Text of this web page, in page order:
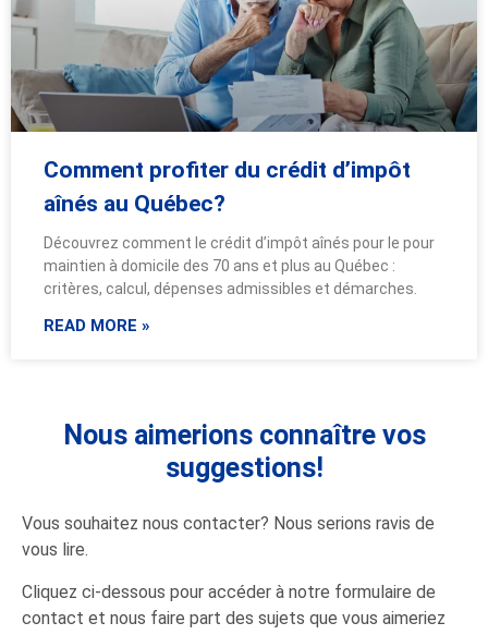
Comment profiter du crédit d’impôt
aînés au Québec?
Découvrez comment le crédit d’impôt aînés pour le pour
maintien à domicile des 70 ans et plus au Québec :
critères, calcul, dépenses admissibles et démarches.
READ MORE »
Nous aimerions connaître vos
suggestions!
Vous souhaitez nous contacter? Nous serions ravis de
vous lire.
Cliquez ci-dessous pour accéder à notre formulaire de
contact et nous faire part des sujets que vous aimeriez